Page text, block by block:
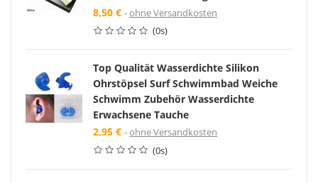
8,50 €
ohne Versandkosten
(0s)
Top Qualität Wasserdichte Silikon
Ohrstöpsel Surf Schwimmbad Weiche
Schwimm Zubehör Wasserdichte
Erwachsene Tauche
2,95 €
ohne Versandkosten
(0s)